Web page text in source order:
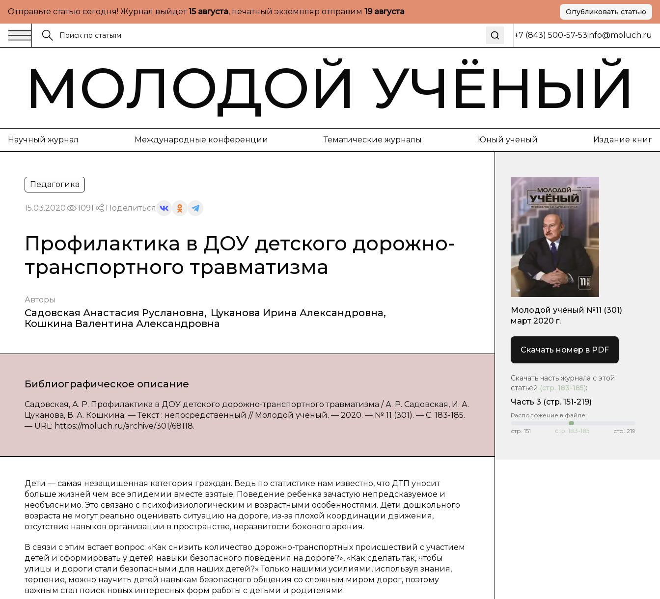
Отправьте статью сегодня! Журнал выйдет15 августа, печатный экземпляр отправим 19 августа Опубликовать статью
+7 (843) 500-57-53info@moluch.ru
МОЛОДОЙ УЧЁНЫЙ
Научный журнал Международные конференции Тематические журналы Юный ученый Издание книг
Педагогика
15.03.2020 1091 Поделиться
Профилактика в ДОУ детского дорожно-
транспортного травматизма
Авторы
Садовская Анастасия Руслановна, Цуканова Ирина Александровна,
Кошкина Валентина Александровна
Библиографическое описание
Садовская, А. Р. Профилактика в ДОУ детского дорожно-транспортного травматизма / А. Р. Садовская, И. А.
Цуканова, В. А. Кошкина. — Текст : непосредственный // Молодой ученый. — 2020. — № 11 (301). — С. 183-185.
— URL: https://moluch.ru/archive/301/68118.
Дети — самая незащищенная категория граждан. Ведь по статистике нам известно, что ДТП уносит
больше жизней чем все эпидемии вместе взятые. Поведение ребенка зачастую непредсказуемое и
необъяснимо. Это связано с психофизиологическим и возрастными особенностями. Дети дошкольного
возраста не могут реально оценивать ситуацию на дороге, из-за плохой координации движения,
отсутствие навыков организации в пространстве, неразвитости бокового зрения.
В связи с этим встает вопрос: «Как снизить количество дорожно-транспортных происшествий с участием
детей и сформировать у детей навыки безопасного поведения на дороге?», «Как сделать так, чтобы
улицы и дороги стали безопасными для наших детей?» Только нашими усилиями, используя знания,
терпение, можно научить детей навыкам безопасного общения со сложным миром дорог, поэтому
важным стал поиск новых интересных форм работы с детьми и родителями.
Молодой учёный №11 (301)
март 2020 г.
Скачать номер в PDF
Скачать часть журнала с этой
статьей (стр. 183-185):
Часть 3 (стр. 151-219)
Расположение в файле:
стр. 151 стр. 183-185 стр. 219